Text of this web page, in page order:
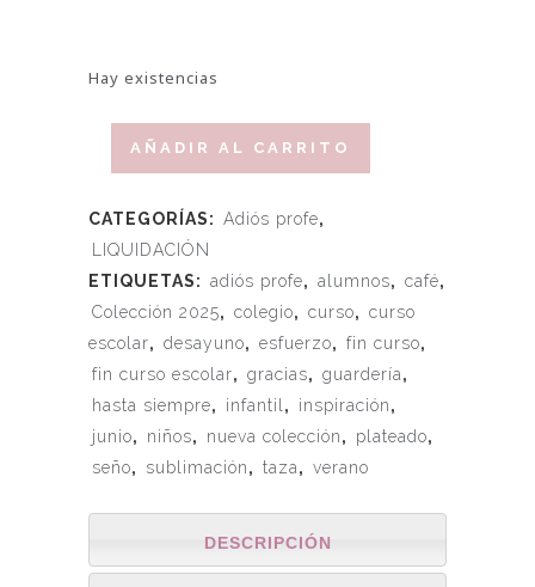
Hay existencias
AÑADIR AL CARRITO
CATEGORÍAS: Adiós profe,
LIQUIDACIÓN
ETIQUETAS: adiós profe, alumnos, café,
Colección 2025, colegio, curso, curso
escolar, desayuno, esfuerzo, fin curso,
fin curso escolar, gracias, guardería,
hasta siempre, infantil , inspiración,
junio, niños, nueva colección, plateado,
seño, sublimación, taza, verano
DESCRIPCIÓN